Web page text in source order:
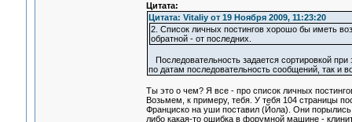
Цитата:
Цитата: Vitaliy от 19 Ноября 2009, 11:23:20
2. Список личных постингов хорошо бы иметь
обратной - от последних.
Последовательность задается сортировкой
по датам последовательность сообщений, так и
Ты это о чем? Я все - про список личных
Возьмем, к примеру, тебя. У тебя 104 страницы
Франциско на уши поставил (Йола). Они
либо какая-то ошибка в форумной машине -